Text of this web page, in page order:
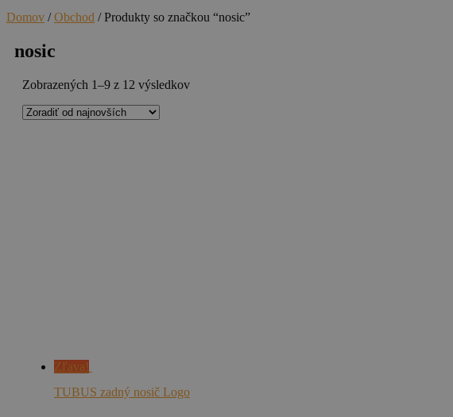
Domov /Obchod / Produkty so značkou “nosic”
nosic
Zobrazených 1–9 z 12 výsledkovZoradené
Zľava!
TUBUS zadný nosič Logo